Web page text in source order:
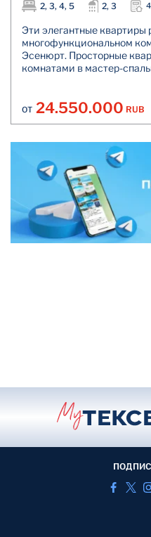
2, 3, 4, 5
2, 3
Эти элегантные квартиры
многофункциональном
Эсенюрт. Просторные
комнатами в мастер-
ОТ 24.550.000 RUB